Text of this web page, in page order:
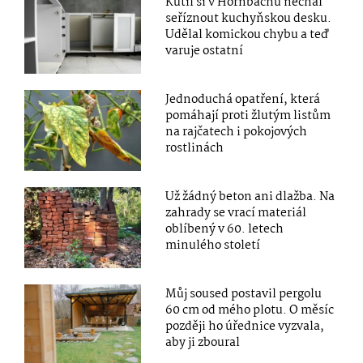
seříznout kuchyňskou desku.
Udělal komickou chybu a teď
varuje ostatní
Jednoduchá opatření, která
pomáhají proti žlutým listům
na rajčatech i pokojových
rostlinách
Už žádný beton ani dlažba. Na
zahrady se vrací materiál
oblíbený v 60. letech
minulého století
Můj soused postavil pergolu
60 cm od mého plotu. O měsíc
později ho úřednice vyzvala,
aby ji zboural